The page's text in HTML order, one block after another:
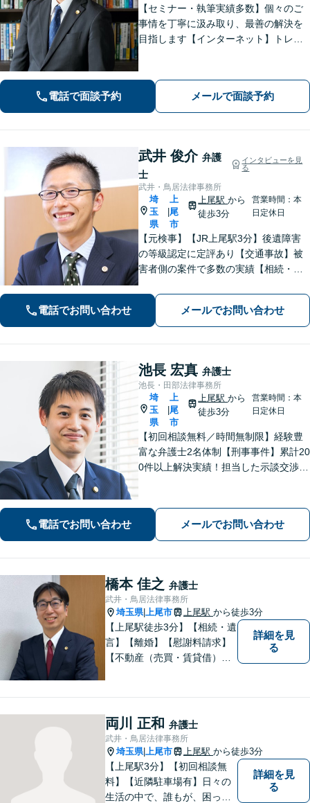
【セミナー・執筆実績多数】個々のご
事情を丁寧に汲み取り、最善の解決を
目指します【インターネット】トレン
題】検討段階、協議から訴訟まで。あ
らゆるフェーズに対応【上尾駅7分】
電話で面談予約 メールで面談予約
武井 俊介 弁護
士
インタビューを見
る
武井・鳥居法律事務所
埼
玉
県
上
尾
市
上尾駅から
徒歩3分
営業時間：本
日定休日
【元検事】【JR上尾駅3分】後遺障害
の等級認定に定評あり【交通事故】被
害者側の案件で多数の実績【相続・遺
【刑事事件】検事経験・豊富な実績、
スピーディーな接見が強み、上尾警察
署5分【初回面談30分無料】
電話でお問い合わせ メールでお問い合わせ
池長 宏真 弁護士
池長・田部法律事務所
埼
玉
県
上
尾
市
上尾駅から
徒歩3分
営業時間：本
日定休日
【初回相談無料／時間無制限】経験豊
富な弁護士2名体制【刑事事件】累計20
0件以上解決実績！担当した示談交渉の
料請求や財産分与、親権、養育費な
ど、累計200件以上の解決実績【上尾駅
3分】
電話でお問い合わせ メールでお問い合わせ
橋本 佳之 弁護士
武井・鳥居法律事務所
埼玉県| 上尾市 上尾駅 から徒歩3分
【上尾駅徒歩3分】【相続・遺
言】【離婚】【慰謝料請求】
【不動産（売買・賃貸借）】
詳細を見
る
両川 正和 弁護士
武井・鳥居法律事務所
埼玉県| 上尾市 上尾駅 から徒歩3分
【上尾駅3分】【初回相談無
料】【近隣駐車場有】日々の
生活の中で、誰もが、困っ
詳細を見
る